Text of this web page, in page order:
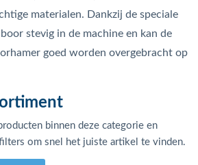
& riolering)
& verdelers)
materialen. Dankzij de speciale
stevig in de machine en kan de
goed worden overgebracht op
binnen deze categorie en
om snel het juiste artikel te vinden.